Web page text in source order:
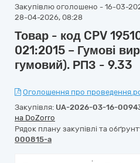
Закупівлю оголошено - 16-03-
28-04-2026, 08:28
Товар - код CPV
021:2015 – Гумові
гумовий). РПЗ - 9.33
Оголошення про
Закупівля: UA-2026-03-16-
на DoZorro
Рядок плану закупівлі та
000815-a